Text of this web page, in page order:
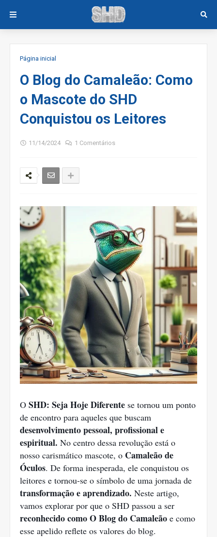
Página inicial
O Blog do Camaleão: Como
o Mascote do SHD
Conquistou os Leitores
11/14/2024 1 Comentários
O SHD: Seja Hoje Diferente se tornou um ponto
de encontro para aqueles que buscam
desenvolvimento pessoal, profissional e
espiritual. No centro dessa revolução está o
nosso carismático mascote, o Camaleão de
Óculos. De forma inesperada, ele conquistou os
leitores e tornou-se o símbolo de uma jornada de
transformação e aprendizado. Neste artigo,
vamos explorar por que o SHD passou a ser
reconhecido como O Blog do Camaleão e como
esse apelido reflete os valores do blog.